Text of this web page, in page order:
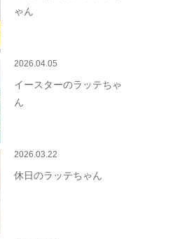
ゃん
2026.04.05
イースターのラッテちゃ
ん
2026.03.22
休日のラッテちゃん